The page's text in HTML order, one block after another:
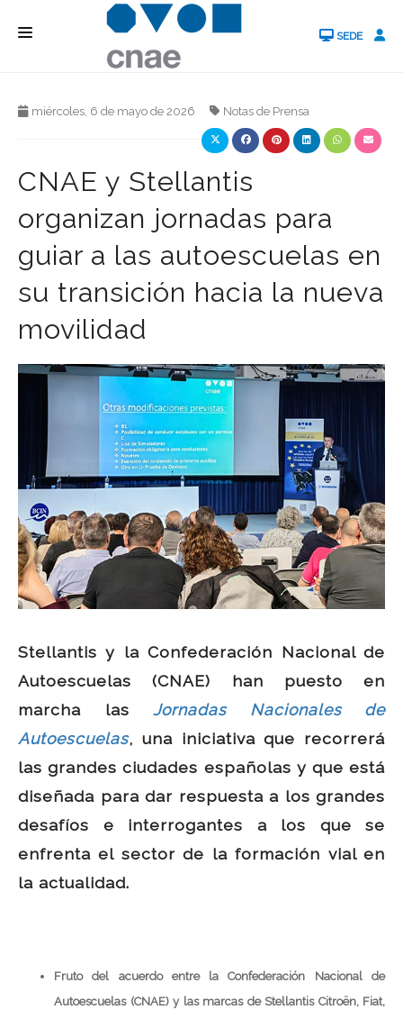
SEDE
PXP
PRENSA
CAP
ONCAS
miércoles, 6 de mayo de 2026 Notas de Prensa
CNAE y Stellantis
organizan jornadas para
guiar a las autoescuelas en
su transición hacia la nueva
movilidad
Stellantis y la Confederación Nacional de
Autoescuelas (CNAE) han puesto en
marcha las Jornadas Nacionales de
Autoescuelas, una iniciativa que recorrerá
las grandes ciudades españolas y que está
diseñada para dar respuesta a los grandes
desafíos e interrogantes a los que se
enfrenta el sector de la formación vial en
la actualidad.
Fruto del acuerdo entre la Confederación Nacional de
Autoescuelas (CNAE) y las marcas de Stellantis Citroën, Fiat,